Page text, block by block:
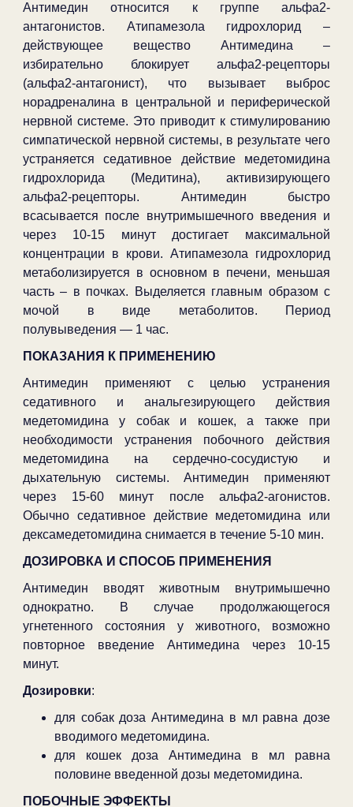
Антимедин относится к группе альфа2-
антагонистов. Атипамезола гидрохлорид –
действующее вещество Антимедина –
избирательно блокирует альфа2-рецепторы
(альфа2-антагонист), что вызывает выброс
норадреналина в центральной и периферической
нервной системе. Это приводит к стимулированию
симпатической нервной системы, в результате чего
устраняется седативное действие медетомидина
гидрохлорида (Медитина), активизирующего
альфа2-рецепторы. Антимедин быстро
всасывается после внутримышечного введения и
через 10-15 минут достигает максимальной
концентрации в крови. Атипамезола гидрохлорид
метаболизируется в основном в печени, меньшая
часть – в почках. Выделяется главным образом с
мочой в виде метаболитов. Период
полувыведения — 1 час.
ПОКАЗАНИЯ К ПРИМЕНЕНИЮ
Антимедин применяют с целью устранения
седативного и анальгезирующего действия
медетомидина у собак и кошек, а также при
необходимости устранения побочного действия
медетомидина на сердечно-сосудистую и
дыхательную системы. Антимедин применяют
через 15-60 минут после альфа2-агонистов.
Обычно седативное действие медетомидина или
дексамедетомидина снимается в течение 5-10 мин.
ДОЗИРОВКА И СПОСОБ ПРИМЕНЕНИЯ
Антимедин вводят животным внутримышечно
однократно. В случае продолжающегося
угнетенного состояния у животного, возможно
повторное введение Антимедина через 10-15
минут.
Дозировки:
для собак доза Антимедина в мл равна дозе
вводимого медетомидина.
для кошек доза Антимедина в мл равна
половине введенной дозы медетомидина.
ПОБОЧНЫЕ ЭФФЕКТЫ